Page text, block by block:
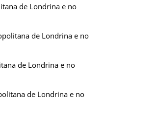
de Londrina e no
de Londrina e no
de Londrina e no
de Londrina e no